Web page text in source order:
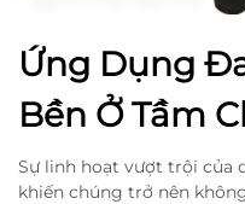
Ứng Dụng
Bền Ở Tầm
Sự linh hoạt vượt trội của
khiến chúng trở nên